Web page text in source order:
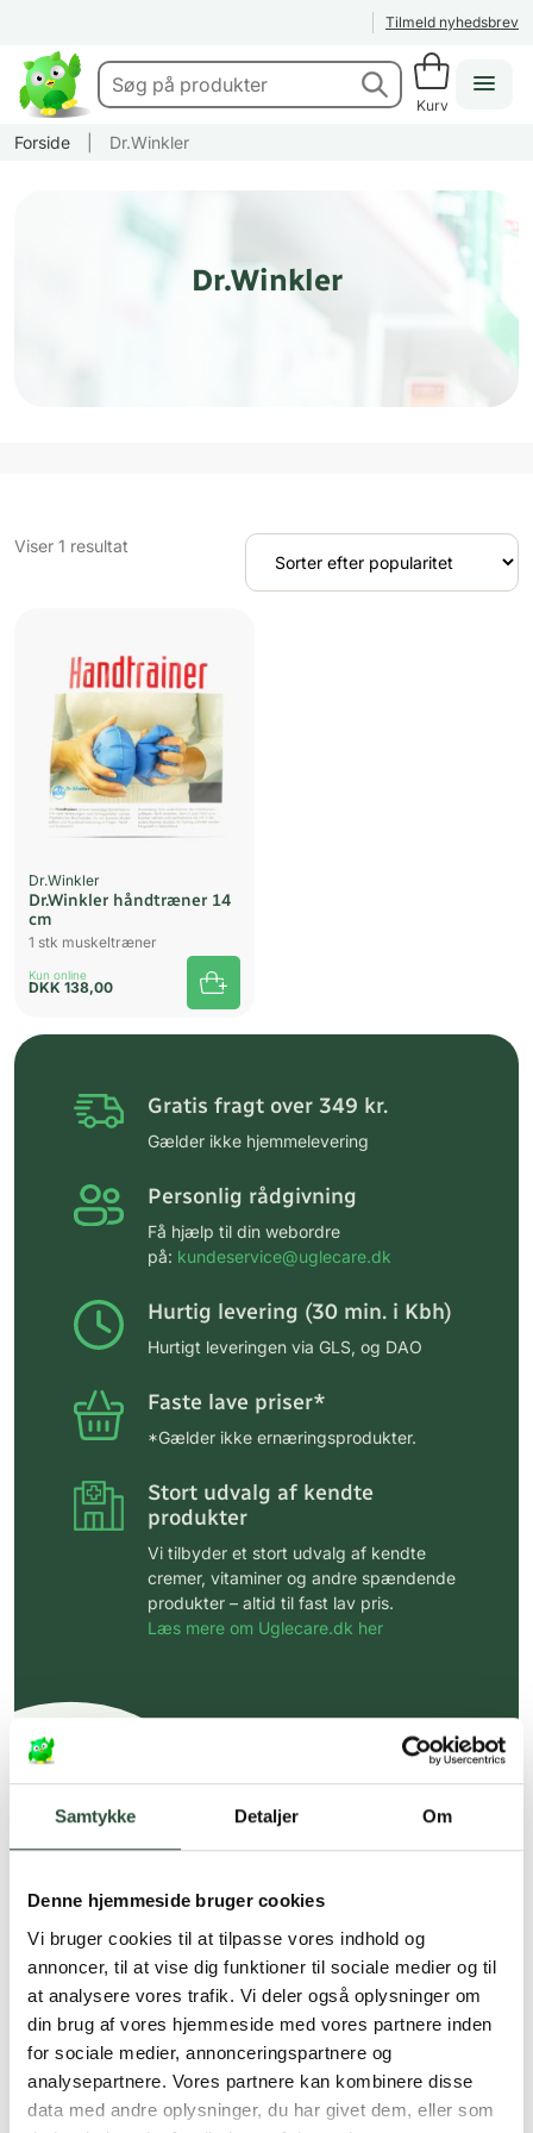
Samtykke Detaljer Om
Denne hjemmeside bruger cookies
Vi bruger cookies til at tilpasse vores indhold og
annoncer, til at vise dig funktioner til sociale medier og til
at analysere vores trafik. Vi deler også oplysninger om
din brug af vores hjemmeside med vores partnere inden
for sociale medier, annonceringspartnere og
analysepartnere. Vores partnere kan kombinere disse
data med andre oplysninger, du har givet dem, eller som
Tilmeld nyhedsbrev
Kurv
Forside Dr.Winkler
Dr.Winkler
Viser 1 resultat
Dr.Winkler
Dr.Winkler håndtræner 14
cm
1 stk muskeltræner
Kun online
DKK 138,00
Gratis fragt over 349 kr.
Gælder ikke hjemmelevering
Personlig rådgivning
Få hjælp til din webordre
på: kundeservice@uglecare.dk
Hurtig levering (30 min. i Kbh)
Hurtigt leveringen via GLS, og DAO
Faste lave priser*
*Gælder ikke ernæringsprodukter.
Stort udvalg af kendte
produkter
Vi tilbyder et stort udvalg af kendte
cremer, vitaminer og andre spændende
produkter – altid til fast lav pris.
Læs mere om Uglecare.dk her